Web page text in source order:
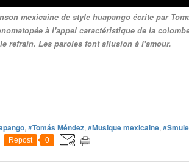
mexicaine de style huapango écrite par
à l'appel caractéristique de la
refrain. Les paroles font allusion à l'amour.
, #Tomás Méndez, #Musique mexicaine, #Smule
Repost 0